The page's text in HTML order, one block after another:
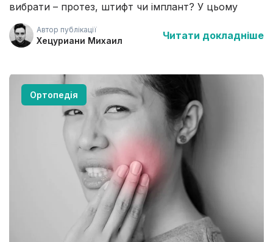
вибрати – протез, штифт чи імплант? У цьому
матеріалі ми поговоримо про штифти та імпланти.
Яка між ними різниця і коли доцільне
встановлення того чи іншого виробу.
Автор публікації
Хецуриани Михаил Читати докладніше
Ортопедія